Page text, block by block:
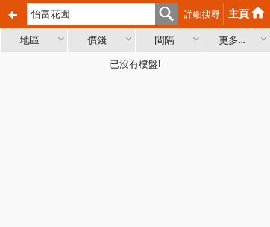
詳細搜尋 主頁
地區 價錢 間隔 更多...
已沒有樓盤!